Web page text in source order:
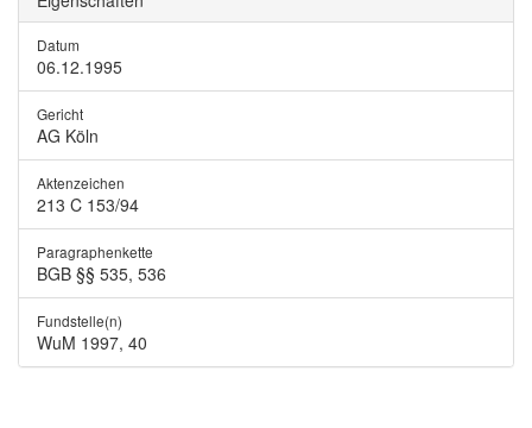
Datum
06.12.1995
Gericht
AG Köln
Aktenzeichen
213 C 153/94
Paragraphenkette
BGB §§ 535, 536
Fundstelle(n)
WuM 1997, 40